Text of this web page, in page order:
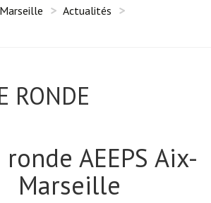
Actualités
RONDE
AEEPS Aix-
Marseille